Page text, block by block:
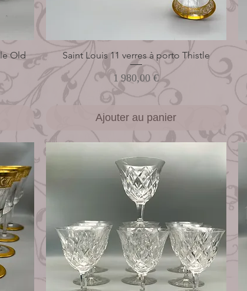
Old
Aperçu rapide
Saint Louis 11 verres à porto Thistle
Prix
1 980,00 €
Ajouter au panier